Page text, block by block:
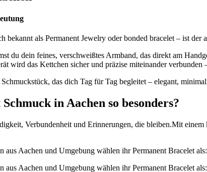
bekannt als Permanent Jewelry oder bonded bracelet – ist
du dein feines, verschweißtes Armband, das direkt am
wird das Kettchen sicher und präzise miteinander verbunden
das dich Tag für Tag begleitet – elegant,
in Aachen so besonders?
Verbundenheit und Erinnerungen, die bleiben.Mit
Aachen und Umgebung wählen ihr Permanent Bracelet als:
Aachen und Umgebung wählen ihr Permanent Bracelet als: